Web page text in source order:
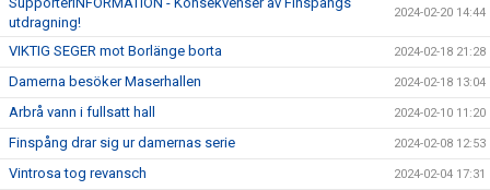
utdragning!
2024-02-20 14:44
VIKTIG SEGER mot Borlänge borta 2024-02-18 21:28
Damerna besöker Maserhallen 2024-02-18 13:04
Arbrå vann i fullsatt hall 2024-02-10 11:20
Finspång drar sig ur damernas serie 2024-02-08 12:53
Vintrosa tog revansch 2024-02-04 17:31